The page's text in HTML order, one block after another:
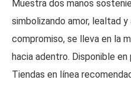
Muestra dos manos
simbolizando amor, lealtad
compromiso, se lleva en la
hacia adentro. Disponible
Tiendas en línea